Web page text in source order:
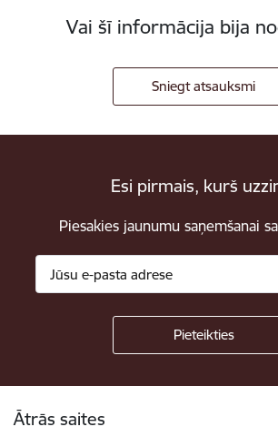
Vai šī informācija bija
Sniegt atsauksmi
Esi pirmais, kurš
Piesakies jaunumu saņemšanai
Ātrās saites